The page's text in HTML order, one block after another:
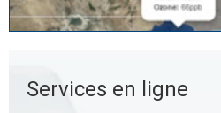
Services en ligne